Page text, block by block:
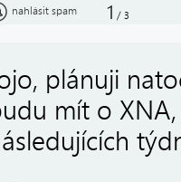
nahlásit spam 1 / 3
plánuji
mít o